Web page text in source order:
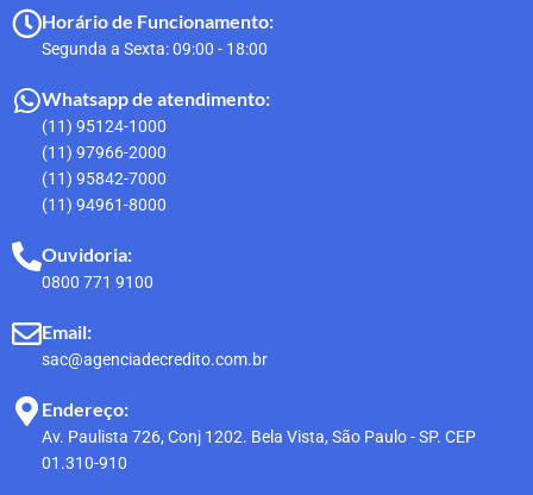
Horário de Funcionamento:
Segunda a Sexta: 09:00 - 18:00
Whatsapp de atendimento:
(11) 95124-1000
(11) 97966-2000
(11) 95842-7000
(11) 94961-8000
Ouvidoria:
0800 771 9100
Email:
sac@agenciadecredito.com.br
Endereço:
Av. Paulista 726, Conj 1202. Bela Vista, São Paulo - SP. CEP
01.310-910